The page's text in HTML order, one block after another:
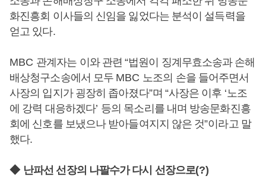
화진흥회 이사들의 신임을 잃었다는 분석이 설득력을
얻고 있다.
MBC 관계자는 이와 관련“법원이 징계무효소송과 손해
배상청구소송에서 모두 MBC 노조의 손을 들어주면서
사장의 입지가 굉장히 좁아졌다”며 “사장은 이후 ‘노조
에 강력 대응하겠다’ 등의 목소리를 내며 방송문화진흥
회에 신호를 보냈으나 받아들여지지 않은 것”이라고 말
했다.
◆ 난파선 선장의 나팔수가 다시 선장으로(?)